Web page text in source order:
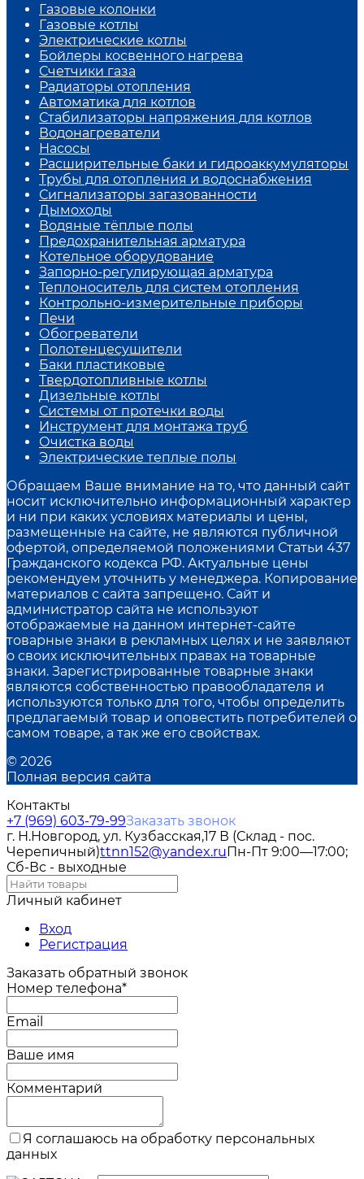
Газовые колонки
Газовые котлы
Электрические котлы
Бойлеры косвенного нагрева
Счетчики газа
Радиаторы отопления
Автоматика для котлов
Стабилизаторы напряжения для котлов
Водонагреватели
Насосы
Расширительные баки и гидроаккумуляторы
Трубы для отопления и водоснабжения
Сигнализаторы загазованности
Дымоходы
Водяные тёплые полы
Предохранительная арматура
Котельное оборудование
Запорно-регулирующая арматура
Теплоноситель для систем отопления
Контрольно-измерительные приборы
Печи
Обогреватели
Полотенцесушители
Баки пластиковые
Твердотопливные котлы
Дизельные котлы
Системы от протечки воды
Инструмент для монтажа труб
Очистка воды
Электрические теплые полы
Обращаем Ваше внимание на то, что данный сайт
носит исключительно информационный характер
и ни при каких условиях материалы и цены,
размещенные на сайте, не являются публичной
офертой, определяемой положениями Статьи 437
Гражданского кодекса РФ. Актуальные цены
рекомендуем уточнить у менеджера. Копирование
материалов с сайта запрещено. Сайт и
администратор сайта не используют
отображаемые на данном интернет-сайте
товарные знаки в рекламных целях и не заявляют
о своих исключительных правах на товарные
знаки. Зарегистрированные товарные знаки
являются собственностью правообладателя и
используются только для того, чтобы определить
предлагаемый товар и оповестить потребителей о
самом товаре, а так же его свойствах.
© 2026
Полная версия сайта
Контакты
+7 (969) 603-79-99Заказать звонок
г. Н.Новгород, ул. Кузбасская,17 В (Склад - пос.
Черепичный)ttnn152@yandex.ruПн-Пт 9:00—17:00;
Сб-Вс - выходные
Личный кабинет
Вход
Регистрация
Заказать обратный звонок
Номер телефона*
Email
Ваше имя
Комментарий
Я соглашаюсь на обработку персональных
данных